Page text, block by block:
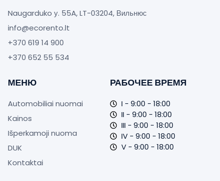
Naugarduko у. 55A, LT-03204, Вильнюс
info@ecorento.lt
+370 619 14 900
+370 652 55 534‬
МЕНЮ
Automobiliai nuomai
Kainos
Išperkamoji nuoma
DUK
Kontaktai
РАБОЧЕЕ ВРЕМЯ
I - 9:00 - 18:00
II - 9:00 - 18:00
III - 9:00 - 18:00
IV - 9:00 - 18:00
V - 9:00 - 18:00